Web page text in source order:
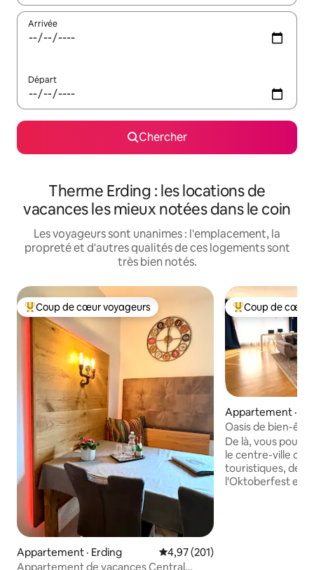
Arrivée
Départ
Chercher
Therme Erding : les locations de
vacances les mieux notées dans le coin
Les voyageurs sont unanimes : l'emplacement, la
propreté et d'autres qualités de ces logements sont
très bien notés.
Coup de cœur voyageurs parmi les plus aimés
Coup de cœur voyageurs
Appartement · Erding Note moyenne de 4,97 sur 5,
4,97 (201)
Appartement de vacances Central
Coup de cœur
Coup de cœur
Appartement ·
n
Oasis de bien-
coucher près de
De là, vous
le centre-ville de
touristiques, des
l'Oktoberfest en